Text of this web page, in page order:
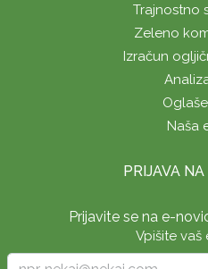
Trajnostno
Zeleno
Izračun
Naša
PRIJAVA
Prijavite se na e-
Vpišite vaš